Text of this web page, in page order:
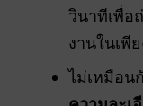
วินาทีเพื่อ
งานในเพี
ไม่เหมือน